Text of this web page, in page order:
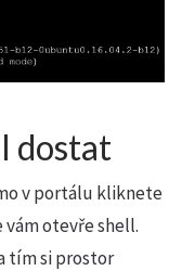
dostat
v portálu kliknete
vám otevře shell.
tím si prostor